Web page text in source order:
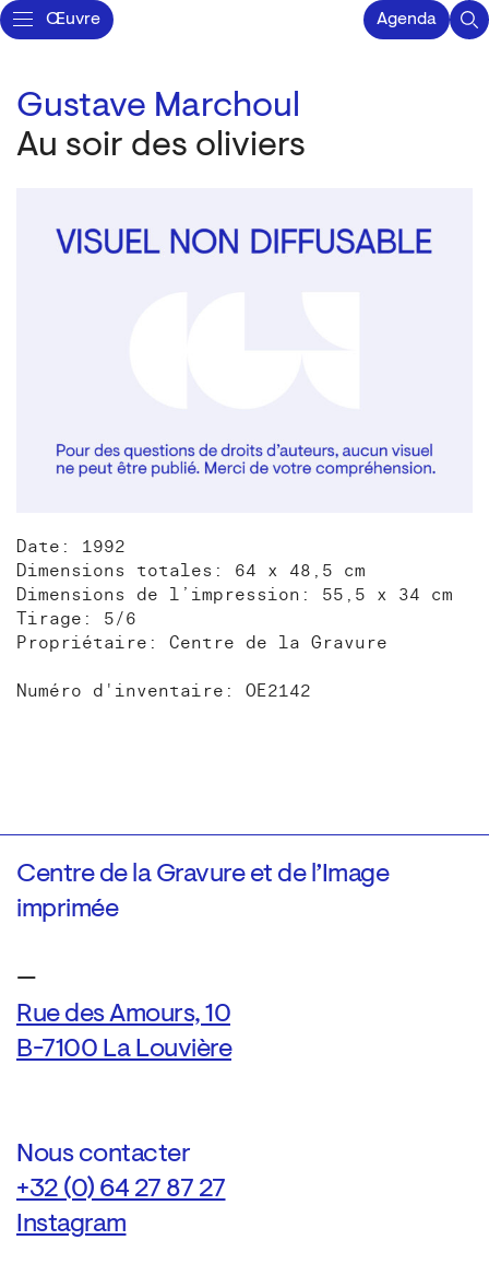
Œuvre Agenda
Gustave Marchoul
Au soir des oliviers
Date: 1992
Dimensions totales: 64 x 48,5 cm
Dimensions de l’impression: 55,5 x 34 cm
Tirage: 5/6
Propriétaire: Centre de la Gravure
Numéro d'inventaire: OE2142
Centre de la Gravure et de l’Image
imprimée
—
Rue des Amours, 10
B-7100 La Louvière
Nous contacter
+32 (0) 64 27 87 27
Instagram